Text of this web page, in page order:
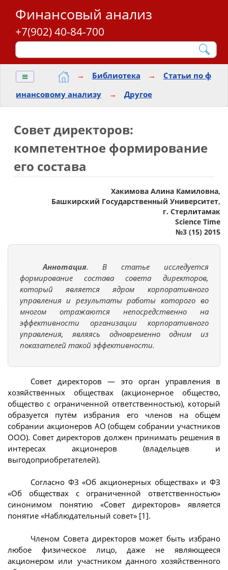
Финансовый анализ
+7(902) 40-84-700
≡ → Библиотека →
Статьи по ф
инансовому анализу
→ Другое
Совет директоров:
компетентное формирование
его состава
Хакимова Алина Камиловна,
Башкирский Государственный Университет,
г. Стерлитамак
Science Time
№3 (15) 2015
Аннотация. В статье исследуется
формирование состава совета директоров,
который является ядром корпоративного
управления и результаты работы которого во
многом отражаются непосредственно на
эффективности организации корпоративного
управления, являясь одновременно одним из
показателей такой эффективности.
Совет директоров — это орган управления в
хозяйственных обществах (акционерное общество,
общество с ограниченной ответственностью), который
образуется путём избрания его членов на общем
собрании акционеров АО (общем собрании участников
ООО). Совет директоров должен принимать решения в
интересах акционеров (владельцев и
выгодоприобретателей).
Согласно ФЗ «Об акционерных обществах» и ФЗ
«Об обществах с ограниченной ответственностью»
синонимом понятию «Совет директоров» является
понятие «Наблюдательный совет» [1].
Членом Совета директоров может быть избрано
любое физическое лицо, даже не являющееся
акционером или участником данного хозяйственного